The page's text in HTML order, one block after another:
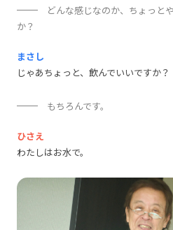
どんな感じなのか、ちょっと
か？
まさし
じゃあちょっと、飲んでいいですか？
もちろんです。
ひさえ
わたしはお水で。